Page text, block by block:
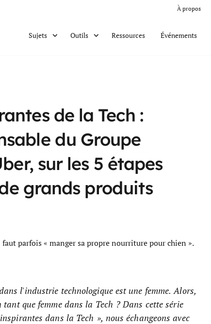
À propos
Sujets Outils Ressources Événements
de la Tech :
du Groupe
sur les 5 étapes
grands produits
parfois « manger sa propre nourriture pour chien ».
l'industrie technologique est une femme. Alors,
que femme dans la Tech ? Dans cette série
dans la Tech », nous échangeons avec